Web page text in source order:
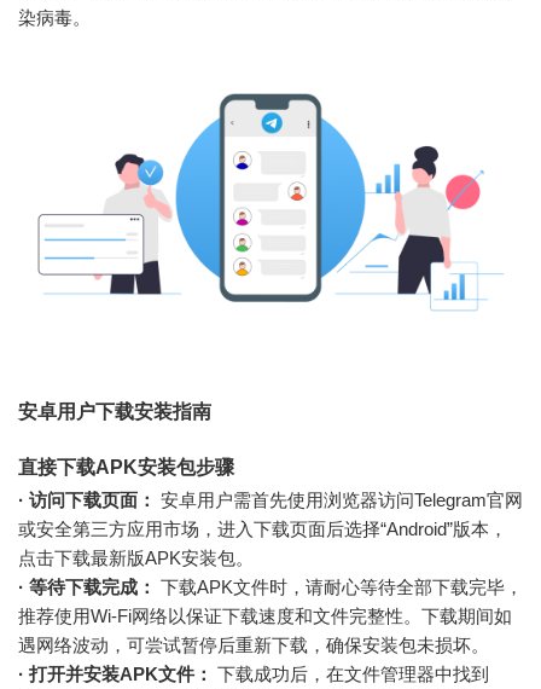
染病毒。
安卓用户下载安装指南
直接下载APK安装包步骤
· 访问下载页面： 安卓用户需首先使用浏览器访问Telegram官网
或安全第三方应用市场，进入下载页面后选择“Android”版本，
点击下载最新版APK安装包。
· 等待下载完成： 下载APK文件时，请耐心等待全部下载完毕，
推荐使用Wi-Fi网络以保证下载速度和文件完整性。下载期间如
遇网络波动，可尝试暂停后重新下载，确保安装包未损坏。
· 打开并安装APK文件： 下载成功后，在文件管理器中找到